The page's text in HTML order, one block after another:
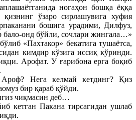
ногаҳон бошқа ёққа
ўзаро сирлашувига хуфия
бошига урадими, Дилфуз,
бало-онд бўйли, сочлари жингала…»
«Пахтакор» бекатига тушаётса,
кимдир кўзига иссиқ кўринди.
Арофат. У ғарибона ерга боқиб
Нега келмай кетдинг? Қиз
бир қараб қўйди.
чиқмасин деб…
кетган Пакана тирсагидан ушлаб